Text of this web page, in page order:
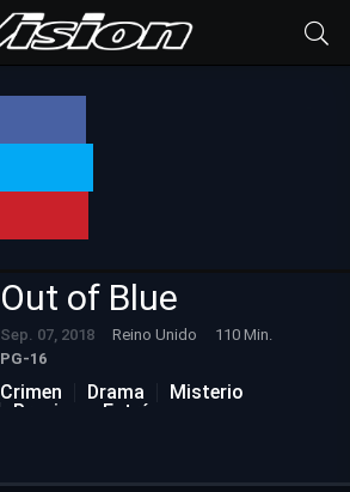
Out of Blue
Sep. 07, 2018 Reino Unido
110 Min.
PG-16
Crimen Drama
Misterio
Proximos Estrénos